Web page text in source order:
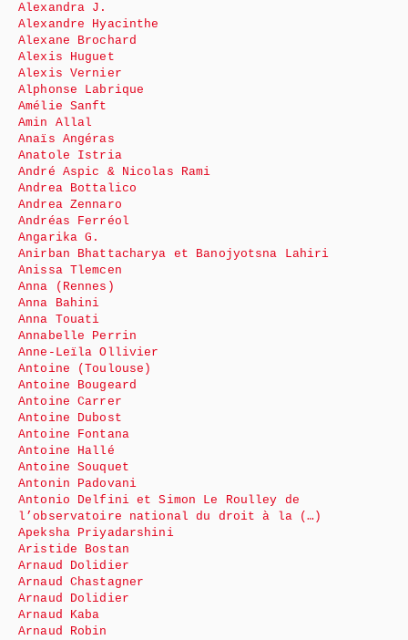
Alexandra J.
Alexandre Hyacinthe
Alexane Brochard
Alexis Huguet
Alexis Vernier
Alphonse Labrique
Amélie Sanft
Amin Allal
Anaïs Angéras
Anatole Istria
André Aspic & Nicolas Rami
Andrea Bottalico
Andrea Zennaro
Andréas Ferréol
Angarika G.
Anirban Bhattacharya et Banojyotsna Lahiri
Anissa Tlemcen
Anna (Rennes)
Anna Bahini
Anna Touati
Annabelle Perrin
Anne-Leïla Ollivier
Antoine (Toulouse)
Antoine Bougeard
Antoine Carrer
Antoine Dubost
Antoine Fontana
Antoine Hallé
Antoine Souquet
Antonin Padovani
Antonio Delfini et Simon Le Roulley de
l’observatoire national du droit à la (…)
Apeksha Priyadarshini
Aristide Bostan
Arnaud Dolidier
Arnaud Chastagner
Arnaud Dolidier
Arnaud Kaba
Arnaud Robin